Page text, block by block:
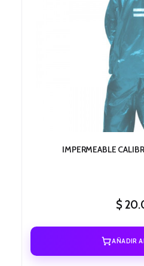
IMPERMEABLE
$
AÑADIR